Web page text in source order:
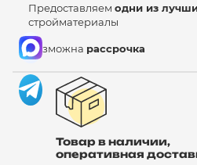
Предоставляем одни из
стройматериалы
Возможна рассрочка
Товар в наличии,
оперативная